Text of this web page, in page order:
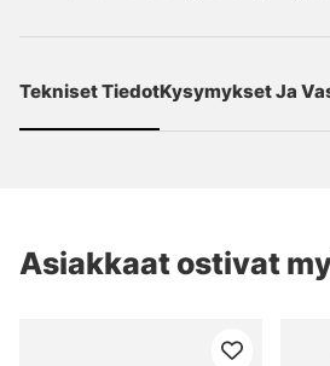
Tekniset TiedotKysymykset Ja
Asiakkaat ostivat